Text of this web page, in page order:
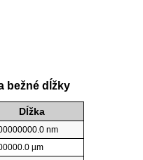
bežné dĺžky
Dĺžka
nm
µm